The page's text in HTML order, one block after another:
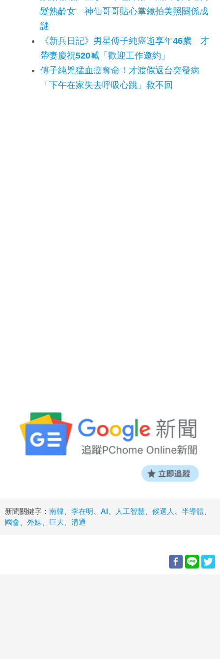
髮熟齡女 神仙哥哥貼心掌鏡拍美照關係成
謎
《新兵日記》男星傅子純癌逝享年46歲 才
帶妻慶祝520喊「歡迎工作邀約」
傅子純兇猛血癌奪命！才渡假返台突發病
「下午在家失去呼吸心跳」救不回
新聞關鍵字： 南韓 李在明 AI 人工智慧 候選人 半導體
國會
外媒 巨大 溝通